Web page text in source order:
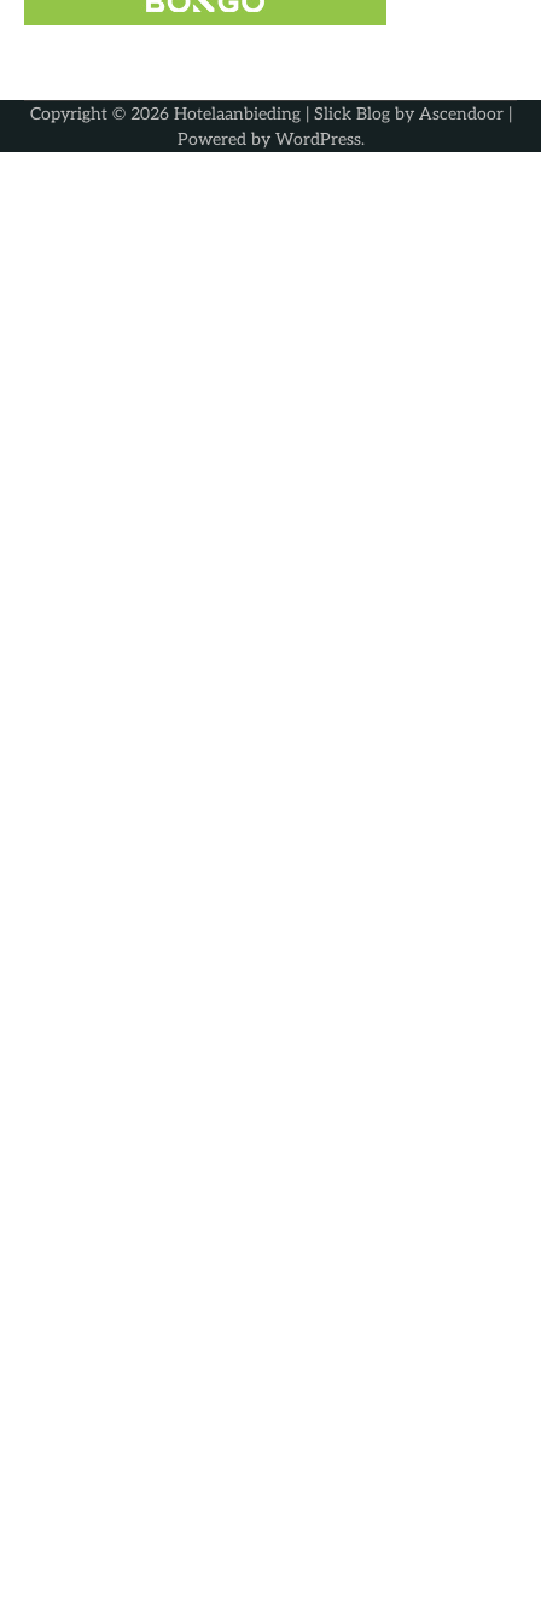
Copyright © 2026 Hotelaanbieding| Slick Blog by Ascendoor|
Powered by WordPress.